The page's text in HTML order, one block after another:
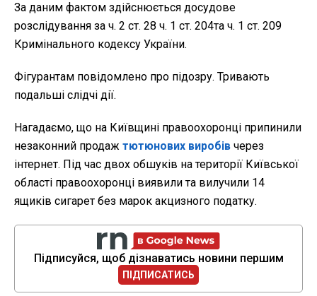
За даним фактом здійснюється досудове
розслідування за ч. 2 ст. 28 ч. 1 ст. 204та ч. 1 ст. 209
Кримінального кодексу України.
Фігурантам повідомлено про підозру. Тривають
подальші слідчі дії.
Нагадаємо, що на Київщині правоохоронці припинили
незаконний продаж тютюнових виробів через
інтернет. Під час двох обшуків на території Київської
області правоохоронці виявили та вилучили 14
ящиків сигарет без марок акцизного податку.
Підписуйся, щоб дізнаватись новини першим
ПІДПИСАТИСЬ